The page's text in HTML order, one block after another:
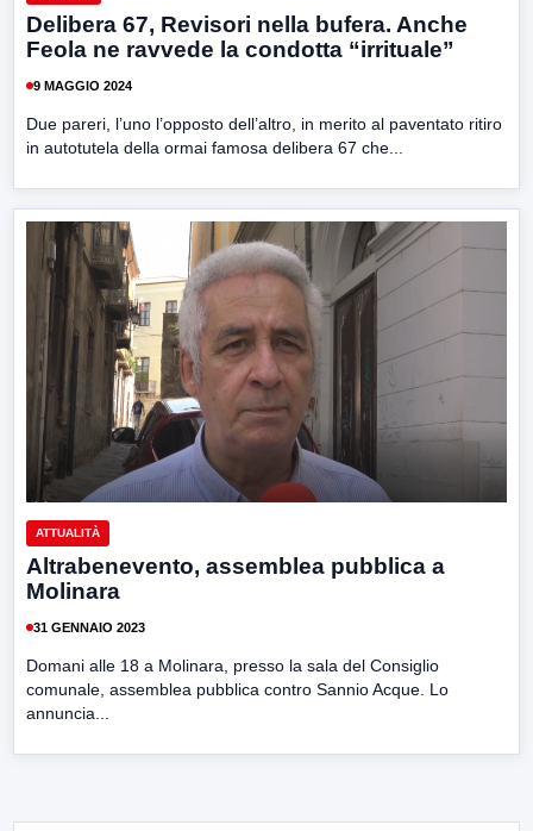
Delibera 67, Revisori nella bufera. Anche
Feola ne ravvede la condotta “irrituale”
9 MAGGIO 2024
Due pareri, l’uno l’opposto dell’altro, in merito al paventato ritiro
in autotutela della ormai famosa delibera 67 che...
ATTUALITÀ
Altrabenevento, assemblea pubblica a
Molinara
31 GENNAIO 2023
Domani alle 18 a Molinara, presso la sala del Consiglio
comunale, assemblea pubblica contro Sannio Acque. Lo
annuncia...